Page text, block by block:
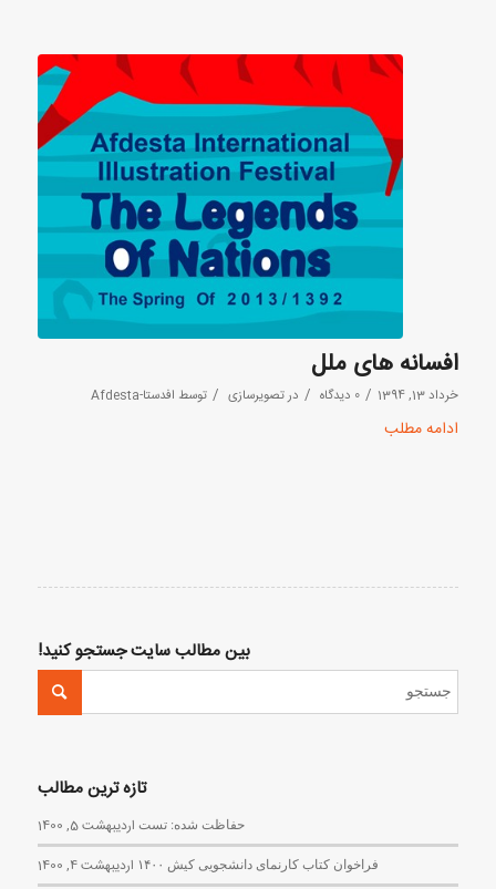
افسانه های ملل
خرداد 13, 1394 / 0 دیدگاه / درتصویرسازی / توسط افدستا-Afdesta
ادامه مطلب
بین مطالب سایت جستجو کنید!
تازه ترین مطالب
حفاظت شده: تست اردیبهشت 5, 1400
فراخوان کتاب کارنمای دانشجویی کیش ۱۴۰۰ اردیبهشت 4, 1400